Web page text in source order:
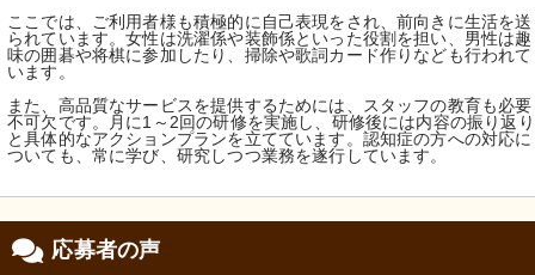
ここでは、ご利用者様も積極的に自己表現をされ、前向きに生活を送
られています。女性は洗濯係や装飾係といった役割を担い、男性は趣
味の囲碁や将棋に参加したり、掃除や歌詞カード作りなども行われて
います。
また、高品質なサービスを提供するためには、スタッフの教育も必要
不可欠です。月に1～2回の研修を実施し、研修後には内容の振り返り
と具体的なアクションプランを立てています。認知症の方への対応に
ついても、常に学び、研究しつつ業務を遂行しています。
応募者の声